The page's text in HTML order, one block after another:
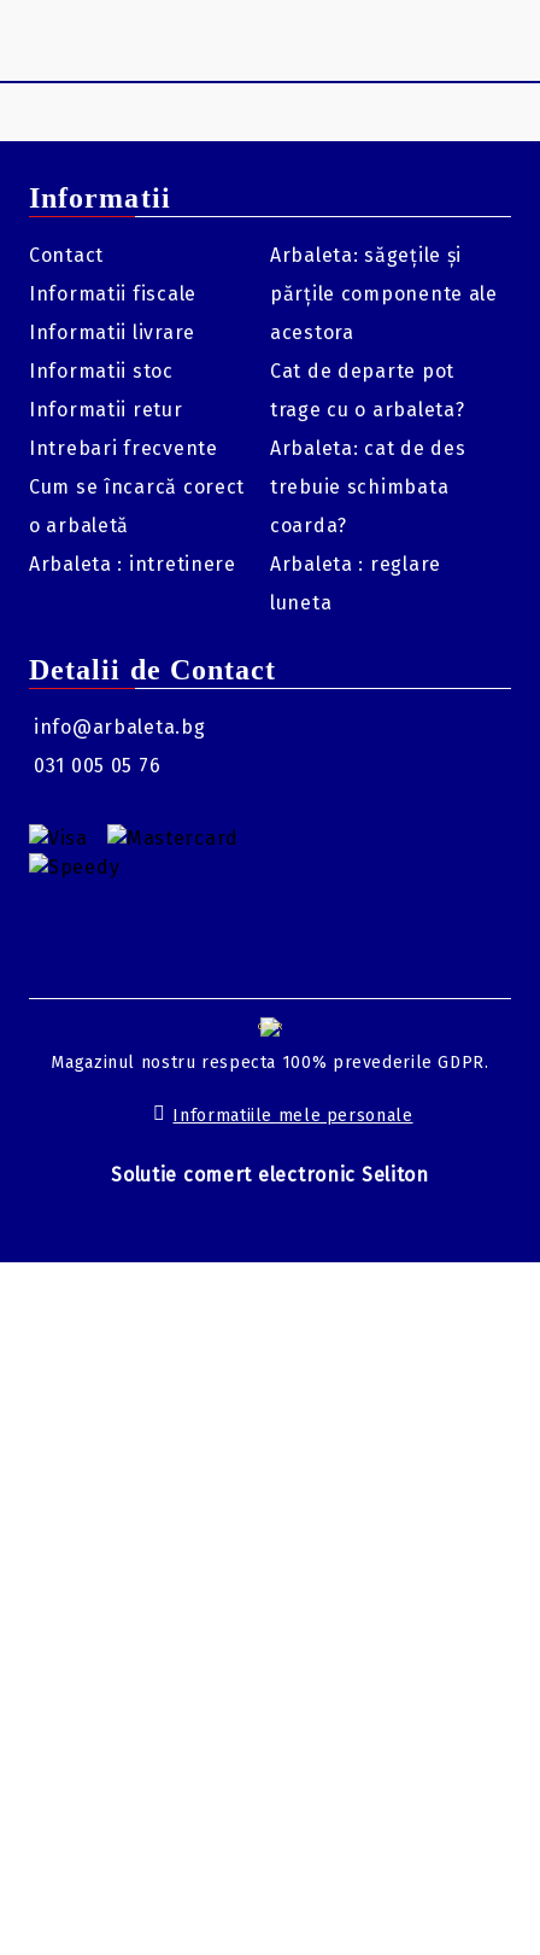
Informatii
Contact
Informatii fiscale
Informatii livrare
Informatii stoc
Informatii retur
Intrebari frecvente
Cum se încarcă corect
o arbaletă
Arbaleta : intretinere
Arbaleta: săgețile și
părțile componente ale
acestora
Cat de departe pot
trage cu o arbaleta?
Arbaleta: cat de des
trebuie schimbata
coarda?
Arbaleta : reglare
luneta
Detalii de Contact
info@arbaleta.bg
031 005 05 76
GDPR
Magazinul nostru respecta 100% prevederile GDPR.
Informatiile mele personale
Solutie comert electronic Seliton